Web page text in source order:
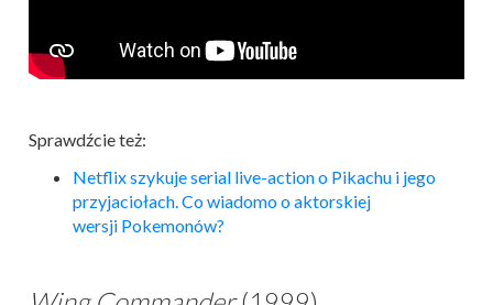
Sprawdźcie też:
Netflix szykuje serial live-action o Pikachu i jego
przyjaciołach. Co wiadomo o aktorskiej
wersji Pokemonów?